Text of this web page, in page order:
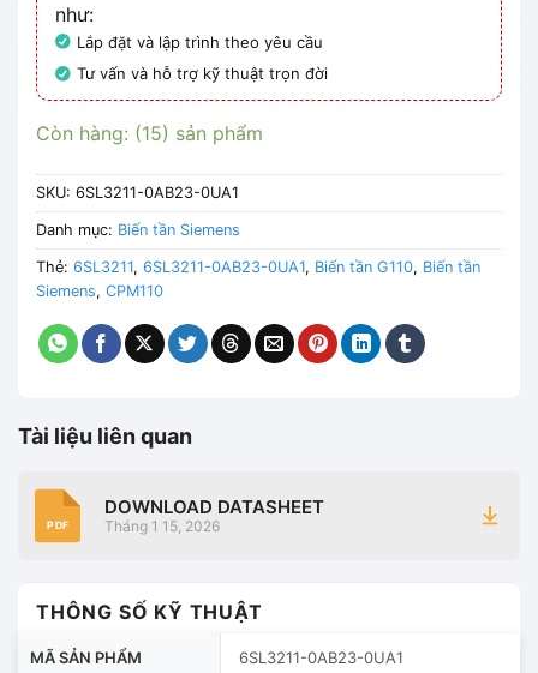
như:
Lắp đặt và lập trình theo yêu cầu
Tư vấn và hỗ trợ kỹ thuật trọn đời
Còn hàng: (15) sản phẩm
SKU: 6SL3211-0AB23-0UA1
Danh mục: Biến tần Siemens
Thẻ: 6SL3211, 6SL3211-0AB23-0UA1, Biến tần G110, Biến tần
Siemens, CPM110
Tài liệu liên quan
PDF
DOWNLOAD DATASHEET
Tháng 1 15, 2026
THÔNG SỐ KỸ THUẬT
MÃ SẢN PHẨM 6SL3211-0AB23-0UA1